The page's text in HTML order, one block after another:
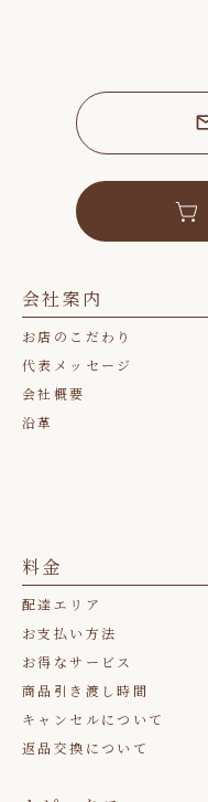
会社案内
お店のこだわり
代表メッセージ
会社概要
沿革
料金
配達エリア
お支払い方法
お得なサービス
商品引き渡し時間
キャンセルについて
返品交換について